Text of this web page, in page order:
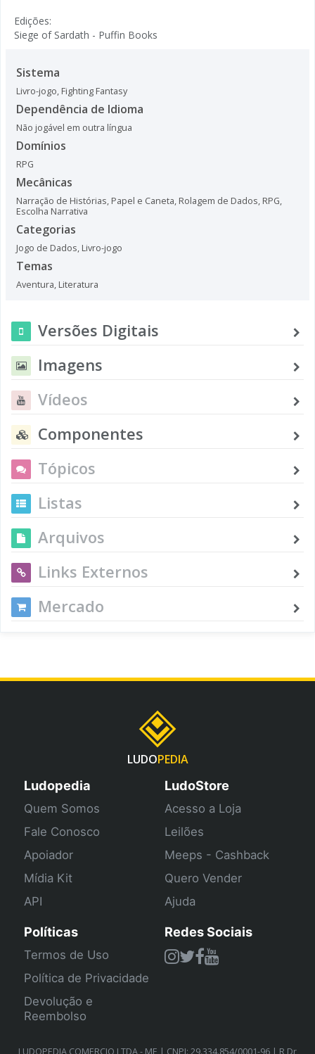
Edições:
Siege of Sardath - Puffin Books
Sistema
Livro-jogo, Fighting Fantasy
Dependência de Idioma
Não jogável em outra língua
Domínios
RPG
Mecânicas
Narração de Histórias, Papel e Caneta, Rolagem de Dados, RPG,
Escolha Narrativa
Categorias
Jogo de Dados, Livro-jogo
Temas
Aventura, Literatura
Versões Digitais
Imagens
Vídeos
Componentes
Tópicos
Listas
Arquivos
Links Externos
Mercado
LUDOPEDIA
Ludopedia
Quem Somos
Fale Conosco
Apoiador
Mídia Kit
API
LudoStore
Acesso a Loja
Leilões
Meeps - Cashback
Quero Vender
Ajuda
Políticas
Termos de Uso
Política de Privacidade
Devolução e
Reembolso
Redes Sociais
LUDOPEDIA COMERCIO LTDA - ME | CNPJ: 29.334.854/0001-96 | R Dr